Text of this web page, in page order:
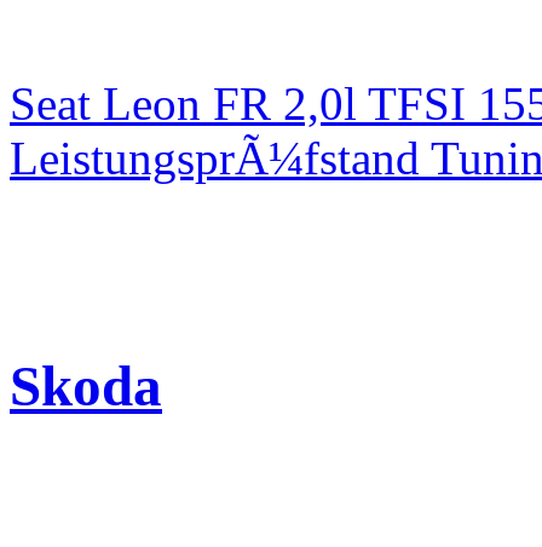
Seat Leon FR 2,0l TFSI
LeistungsprÃ¼fstand
Skoda